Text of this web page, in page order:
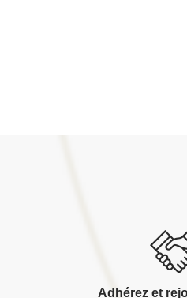
Adhérez et